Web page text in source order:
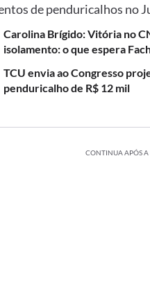
de penduricalhos no
Carolina Brígido: Vitória no
isolamento: o que espera
TCU envia ao Congresso
penduricalho de R$ 12 mil
CONTINUA APÓS